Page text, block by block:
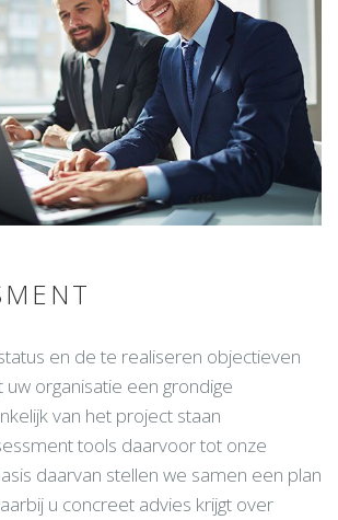
en de te realiseren objectieven
uw organisatie een grondige
van het project staan
tools daarvoor tot onze
daarvan stellen we samen een plan
u concreet advies krijgt over